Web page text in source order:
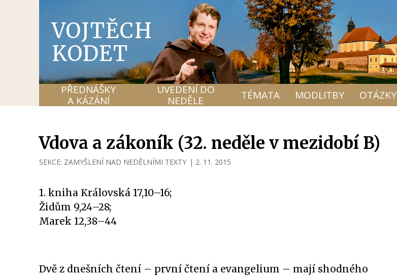
VOJTĚCH
KODET
PŘEDNÁŠKY
A KÁZÁNÍ
UVEDENÍ DO
NEDĚLE
TÉMATA MODLITBY OTÁZKY
Vdova a zákoník (32. neděle v mezidobí B)
SEKCE: ZAMYŠLENÍ NAD NEDĚLNÍMI TEXTY | 2. 11. 2015
1. kniha Královská 17,10–16;
Židům 9,24–28;
Marek 12,38–44
Dvě z dnešních čtení – první čtení a evangelium – mají shodného